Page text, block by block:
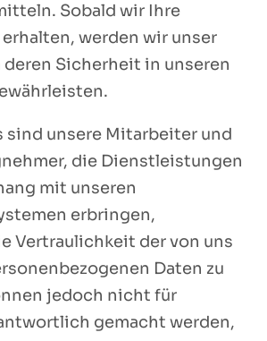
Sobald wir Ihre
werden wir unser
deren Sicherheit in unseren
sind unsere Mitarbeiter und
die Dienstleistungen
mit unseren
erbringen,
Vertraulichkeit der von uns
Daten zu
jedoch nicht für
gemacht werden,